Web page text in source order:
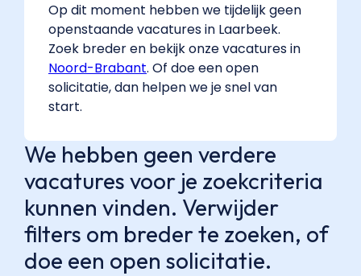
Op dit moment hebben we tijdelijk geen
openstaande vacatures in Laarbeek.
Zoek breder en bekijk onze vacatures in
Noord-Brabant. Of doe een open
solicitatie, dan helpen we je snel van
start.
We hebben geen verdere
vacatures voor je zoekcriteria
kunnen vinden. Verwijder
filters om breder te zoeken, of
doe een open solicitatie.